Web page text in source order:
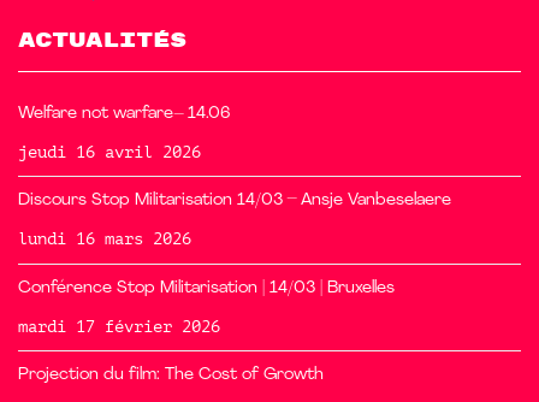
ACTUALITÉS
Welfare not warfare– 14.06
jeudi 16 avril 2026
Discours Stop Militarisation 14/03 – Ansje Vanbeselaere
lundi 16 mars 2026
Conférence Stop Militarisation | 14/03 | Bruxelles
mardi 17 février 2026
Projection du film: The Cost of Growth